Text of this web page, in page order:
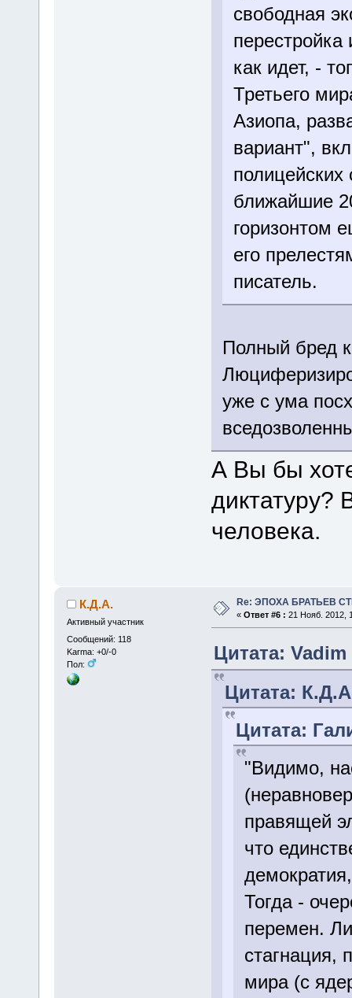
свободная
как идет, -
Третьего
Азиопа,
вариант",
ближайшие
горизонтом
его
писатель.
Полный бред
уже с ума
А Вы бы
диктатуру?
человека.
К.Д.А.
Активный участник
Сообщений: 118
Karma: +0/-0
Пол:
Re: ЭПОХА БРАТЬЕВ
« Ответ #6 : 21 Нояб. 2012,
Цитата: Vadim
Цитата:
Цитата:
"Видимо,
правящей
что
Тогда -
перемен.
стагнация,
мира (с